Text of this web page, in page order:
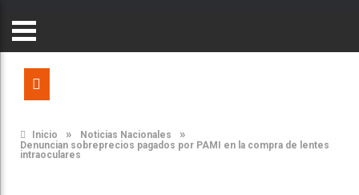
Inicio » Noticias Nacionales »
Denuncian sobreprecios pagados por PAMI en la compra de lentes
intraoculares